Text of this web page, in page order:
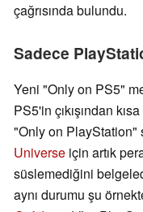
çağrısında bulundu.
Sadece
Yeni "Only on PS5"
PS5'in çıkışından
"Only on PlayStation"
Universe için artık
süslemediğini
aynı durumu şu